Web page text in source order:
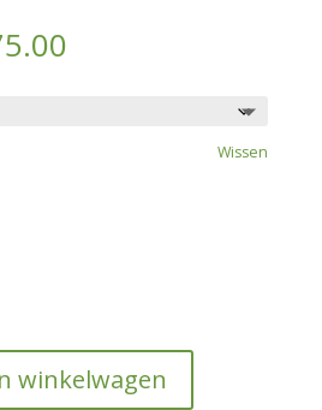
Prijsklasse:
Wissen
winkelwagen